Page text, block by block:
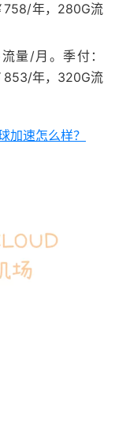
758/年，280G流
量/月。季付：
853/年，320G流
加速怎么样？